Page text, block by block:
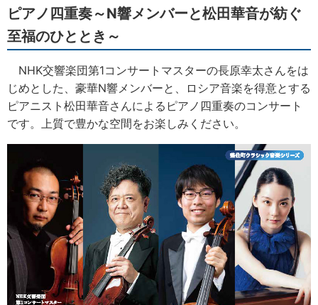
ピアノ四重奏～N響メンバーと松田華音が紡ぐ
至福のひととき～
NHK交響楽団第1コンサートマスターの長原幸太さんをは
じめとした、豪華N響メンバーと、ロシア音楽を得意とする
ピアニスト松田華音さんによるピアノ四重奏のコンサート
です。上質で豊かな空間をお楽しみください。